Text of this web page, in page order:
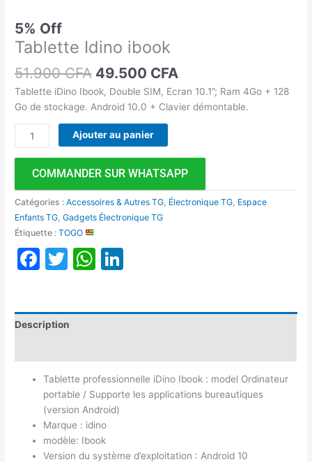
5% Off
Tablette Idino ibook
51.900CFA 49.500 CFA
Tablette iDino Ibook, Double SIM, Ecran 10.1”; Ram 4Go + 128
Go de stockage. Android 10.0 + Clavier démontable.
Ajouter au panier
COMMANDER SUR WHATSAPP
Catégories :Accessoires & Autres TG, Électronique TG, Espace
Enfants TG,Gadgets Électronique TG
Étiquette :TOGO
Facebook
TwitterWhatsApp
Description
Tablette professionnelle iDino Ibook : model Ordinateur
portable / Supporte les applications bureautiques
(version Android)
Marque : idino
modèle: Ibook
Version du système d’exploitation : Android 10